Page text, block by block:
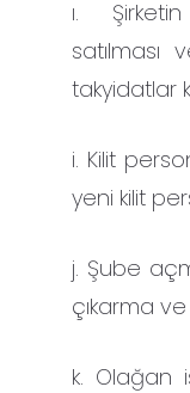
ı.
satılması
takyidatlar
i. Kilit
yeni kilit
j. Şube
çıkarma
k. Olağan